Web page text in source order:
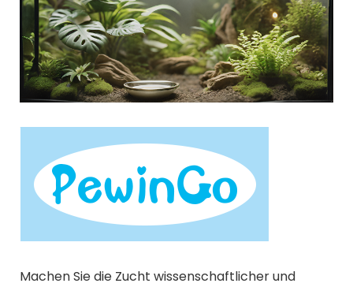
Machen Sie die Zucht wissenschaftlicher und